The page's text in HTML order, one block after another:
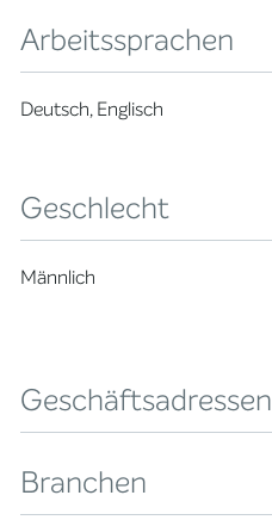
Arbeitssprachen
Deutsch, Englisch
Geschlecht
Männlich
Geschäftsadressen
Branchen